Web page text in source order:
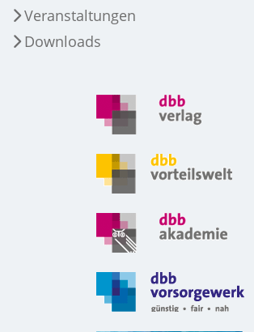
Veranstaltungen
Downloads